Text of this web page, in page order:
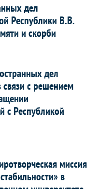
дел
Республики В.В.
и скорби
дел
с решением
с Республикой
миссия
в